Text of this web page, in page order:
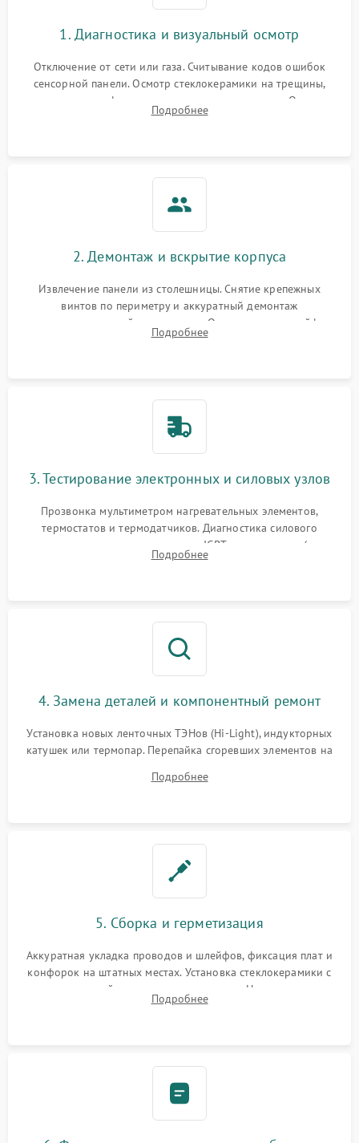
1. Диагностика и визуальный осмотр
Отключение от сети или газа. Считывание кодов ошибок
сенсорной панели. Осмотр стеклокерамики на трещины,
проверка конфорок на равномерность нагрева. Опрос
клиента о симптомах (не включается, не видит посуду,
Подробнее
2. Демонтаж и вскрытие корпуса
Извлечение панели из столешницы. Снятие крепежных
винтов по периметру и аккуратный демонтаж
стеклокерамической поверхности. Отсоединение шлейфов
сенсорного блока для доступа к силовым платам, катушкам
Подробнее
3. Тестирование электронных и силовых узлов
Прозвонка мультиметром нагревательных элементов,
термостатов и термодатчиков. Диагностика силового
модуля, реле, диодных мостов и IGBT-транзисторов (для
индукции). Проверка кранов и газ-контроля (для газовых
Подробнее
4. Замена деталей и компонентный ремонт
Установка новых ленточных ТЭНов (Hi-Light), индукторных
катушек или термопар. Перепайка сгоревших элементов на
дорожек. Очистка контактов и замена поврежденной
Подробнее
5. Сборка и герметизация
Аккуратная укладка проводов и шлейфов, фиксация плат и
конфорок на штатных местах. Установка стеклокерамики с
проверкой равномерности зазоров. Нанесение
термостойкого герметика или укладка уплотнительной
Подробнее